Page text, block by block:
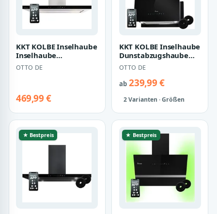
KKT KOLBE Inselhaube
Inselhaube
Dunstabzugshaube
90cm FLAT-INSEL-6
OTTO DE
469,99 €
KKT KOLBE Inselhaube
Dunstabzugshaube
Inselhaube CUBE60-
Serie 60cm Dun…
OTTO DE
ab239,99 €
2 Varianten · Größen
★ Bestpreis ★ Bestpreis